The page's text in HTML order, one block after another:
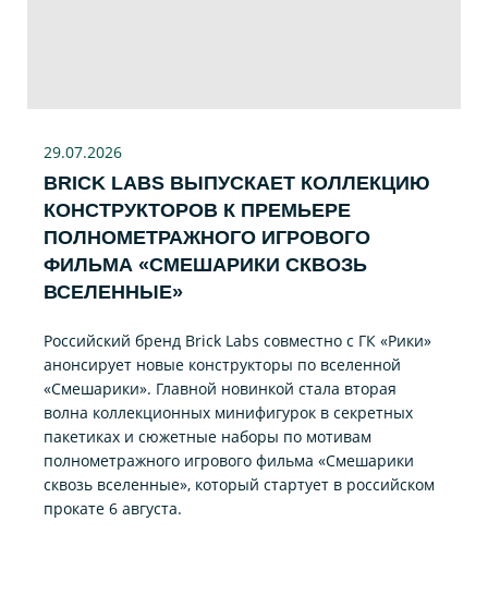
29.07.2026
BRICK LABS ВЫПУСКАЕТ КОЛЛЕКЦИЮ
КОНСТРУКТОРОВ К ПРЕМЬЕРЕ
ПОЛНОМЕТРАЖНОГО ИГРОВОГО
ФИЛЬМА «CМЕШАРИКИ СКВОЗЬ
ВСЕЛЕННЫЕ»
Российский бренд Brick Labs совместно с ГК «Рики»
анонсирует новые конструкторы по вселенной
«Смешарики». Главной новинкой стала вторая
волна коллекционных минифигурок в секретных
пакетиках и сюжетные наборы по мотивам
полнометражного игрового фильма «Смешарики
сквозь вселенные», который стартует в российском
прокате 6 августа.